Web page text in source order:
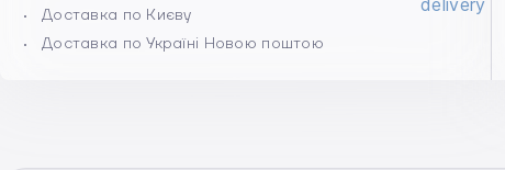
Доставка по Києву
Доставка по Україні Новою поштою